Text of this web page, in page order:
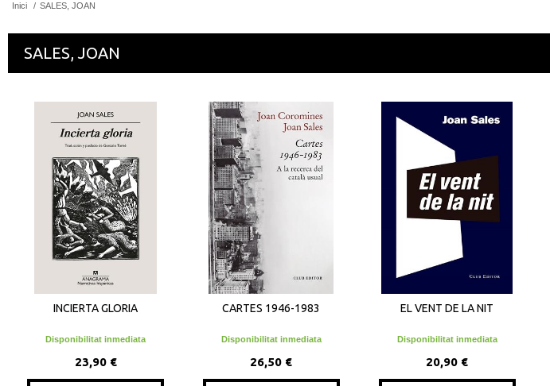
Inici / SALES, JOAN
SALES, JOAN
INCIERTA GLORIA
Disponibilitat inmediata
23,90 €
CARTES 1946-1983
Disponibilitat inmediata
26,50 €
EL VENT DE LA NIT
Disponibilitat inmediata
20,90 €